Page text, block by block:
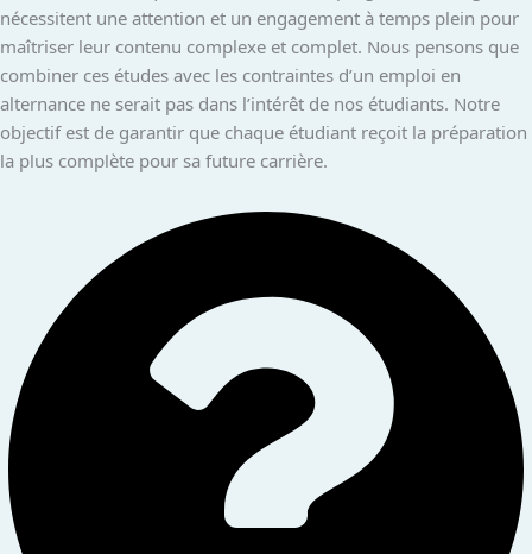
nécessitent une attention et un engagement à temps plein pour
maîtriser leur contenu complexe et complet. Nous pensons que
combiner ces études avec les contraintes d’un emploi en
alternance ne serait pas dans l’intérêt de nos étudiants. Notre
objectif est de garantir que chaque étudiant reçoit la préparation
la plus complète pour sa future carrière.